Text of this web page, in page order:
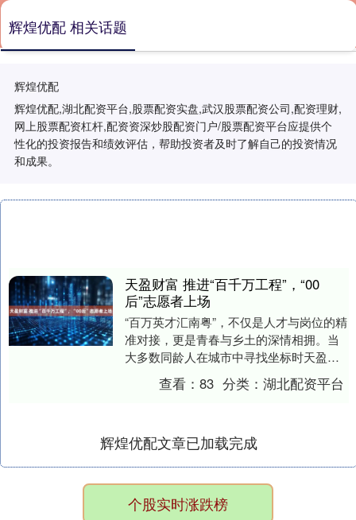
辉煌优配
辉煌优配,湖北配资平台,股票配资实盘,武汉股票配资公司,配资理财,
网上股票配资杠杆,配资资深炒股配资门户/股票配资平台应提供个
性化的投资报告和绩效评估，帮助投资者及时了解自己的投资情况
和成果。
辉煌优配 相关话题
天盈财富 推进“百千万工程”，“00
后”志愿者上场
“百万英才汇南粤”，不仅是人才与岗位的精
准对接，更是青春与乡土的深情相拥。当
大多数同龄人在城市中寻找坐标时天盈财
富，有一群“00后”，选择将个人成长融入南
粤乡野....查看：83 分类：湖北配资平台
辉煌优配文章已加载完成
个股实时涨跌榜